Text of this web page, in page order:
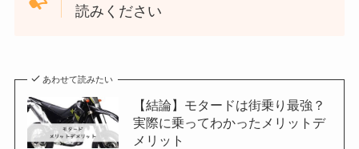
読みください
あわせて読みたい
【結論】モタードは街乗り最強？
実際に乗ってわかったメリットデ
メリット